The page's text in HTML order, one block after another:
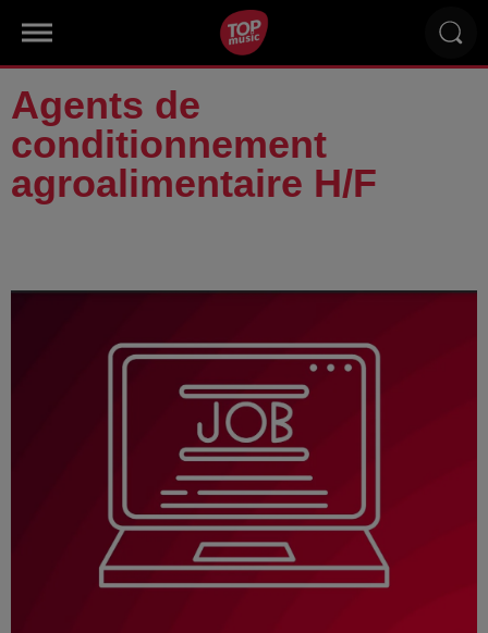
Agents de
conditionnement
agroalimentaire H/F